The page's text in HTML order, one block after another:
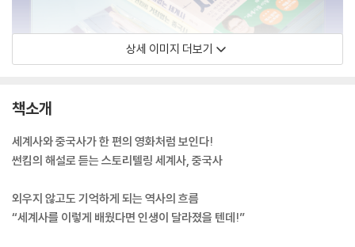
상세 이미지 더보기
책소개
세계사와 중국사가 한 편의 영화처럼 보인다!
썬킴의 해설로 듣는 스토리텔링 세계사, 중국사
외우지 않고도 기억하게 되는 역사의 흐름
“세계사를 이렇게 배웠다면 인생이 달라졌을 텐데!”